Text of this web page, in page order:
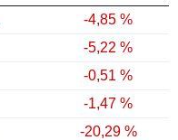
-4,85 %
-5,22 %
-0,51 %
-1,47 %
-20,29 %